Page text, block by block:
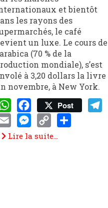
et bientôt
les rayons des
le café
un luxe. Le cours de
(70 % de la
mondiale), s’est
à 3,20 dollars la livre
novembre, à New York.
Facebook
Post
EmailMessenger
Copy
Lire la suite...